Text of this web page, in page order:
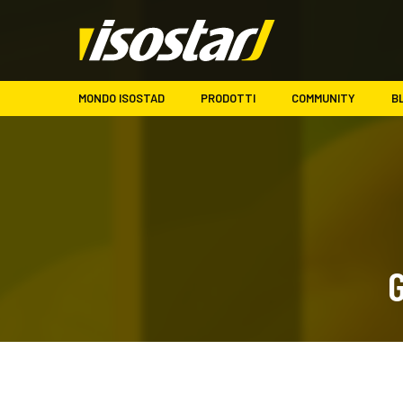
MONDO ISOSTAD PRODOTTI COMMUNITY